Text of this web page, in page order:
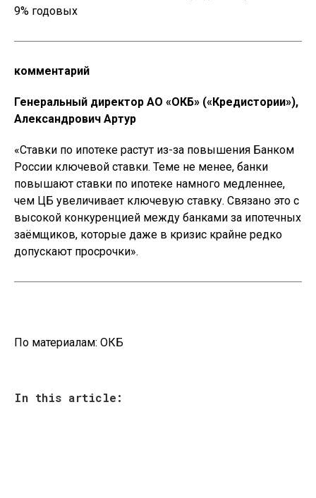
комментарий
Генеральный директор АО «ОКБ» («Кредистории»),
Александрович Артур
«Ставки по ипотеке растут из-за повышения Банком
России ключевой ставки. Теме не менее, банки
повышают ставки по ипотеке намного медленнее,
чем ЦБ увеличивает ключевую ставку. Связано это с
высокой конкуренцией между банками за ипотечных
заёмщиков, которые даже в кризис крайне редко
допускают просрочки».
По материалам: ОКБ
In this article: